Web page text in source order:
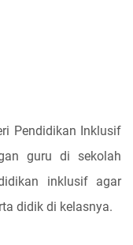
Pendidikan Inklusif
guru di sekolah
inklusif agar
didik di kelasnya.